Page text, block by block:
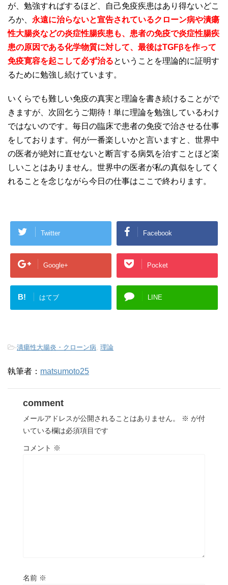
が、勉強すればするほど、自己免疫疾患はあり得ないどこ
ろか、 永遠に治らないと宣告されているクローン病や潰瘍
性大腸炎などの炎症性腸疾患も、患者の免疫で炎症性腸疾
患の原因である化学物質に対して、最後はTGFβを作って
免疫寛容を起こして必ず治るということを理論的に証明す
るために勉強し続けています。
いくらでも難しい免疫の真実と理論を書き続けることがで
きますが、次回乞うご期待！単に理論を勉強しているわけ
ではないのです。毎日の臨床で患者の免疫で治させる仕事
をしております。何が一番楽しいかと言いますと、世界中
の医者が絶対に直せないと断言する病気を治すことほど楽
しいことはありません。世界中の医者が私の真似をしてく
れることを念じながら今日の仕事はここで終わります。
Twitter Facebook
Google+ Pocket
B! はてブ LINE
-潰瘍性大腸炎・クローン病 理論
執筆者： matsumoto25
comment
メールアドレスが公開されることはありません。 ※ が付
いている欄は必須項目です
コメント ※
名前 ※